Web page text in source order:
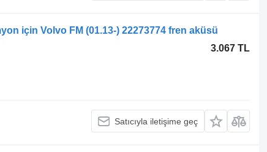
için Volvo FM (01.13-) 22273774 fren aküsü
3.067 TL
Satıcıyla iletişime geç